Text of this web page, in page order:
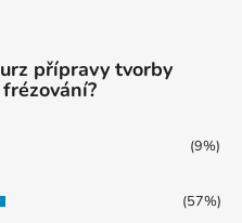
přípravy tvorby
(9%)
(57%)